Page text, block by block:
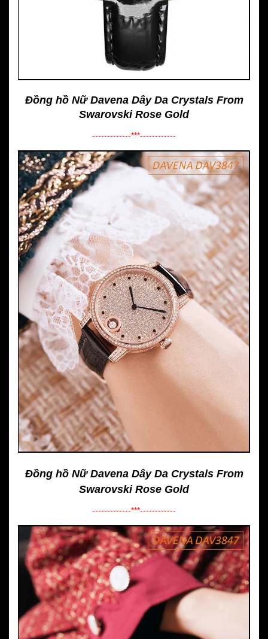
Đồng hồ Nữ Davena Dây Da Crystals From
Swarovski Rose Gold
-------------***------------
Đồng hồ Nữ Davena Dây Da Crystals From
Swarovski Rose Gold
-------------***------------